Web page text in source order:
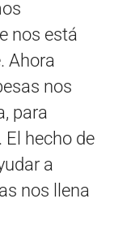
nos está
Ahora
nos
para
hecho de
a
nos llena